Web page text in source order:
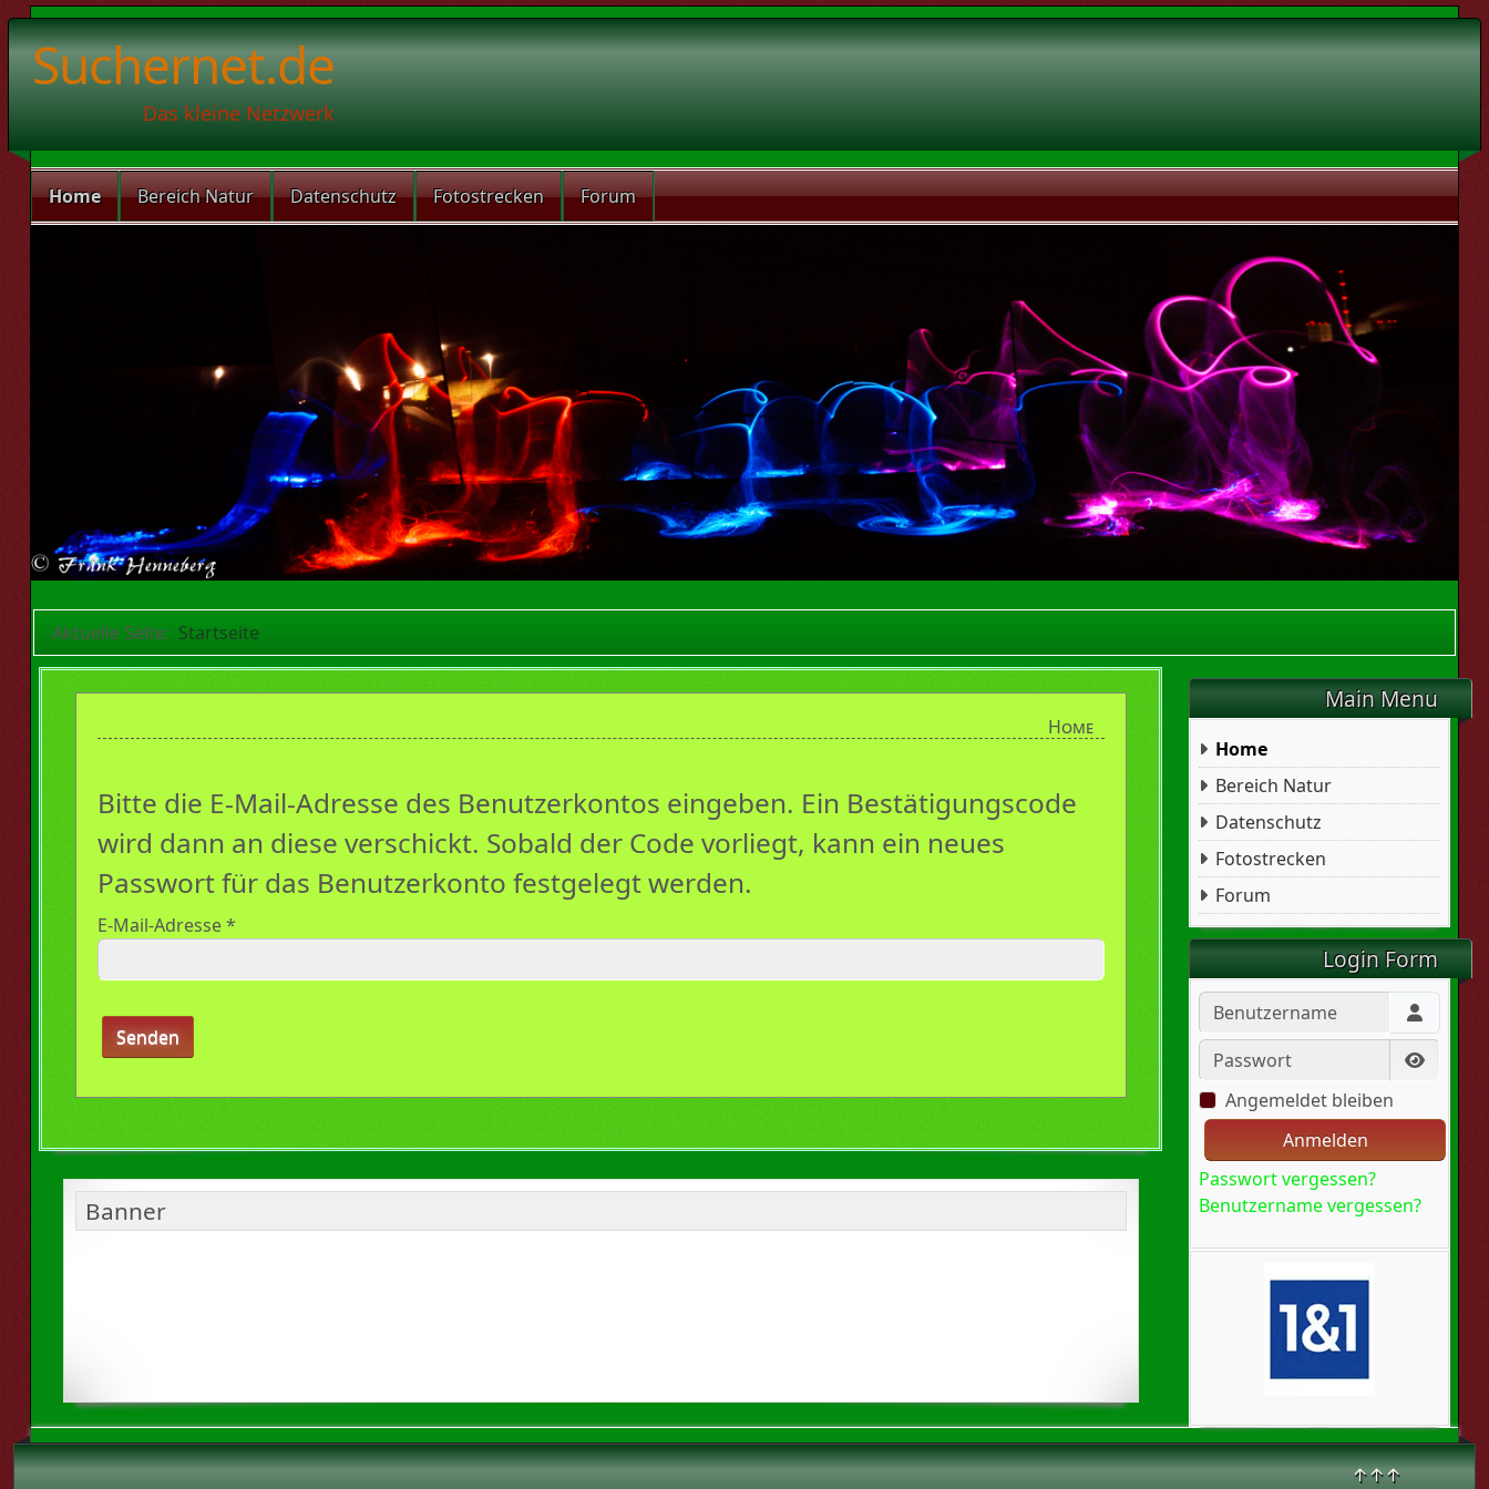
Suchernet.de
Das kleine Netzwerk
Home Bereich Natur Datenschutz Fotostrecken Forum
Aktuelle Seite: Startseite
↑↑↑
Main Menu
Home
Bereich Natur
Datenschutz
Fotostrecken
Forum
Login Form
Benutzername
Passwort
Angemeldet bleiben
Anmelden
Passwort vergessen?
Benutzername vergessen?
Home
Bitte die E-Mail-Adresse des Benutzerkontos eingeben. Ein Bestätigungscode
wird dann an diese verschickt. Sobald der Code vorliegt, kann ein neues
Passwort für das Benutzerkonto festgelegt werden.
E-Mail-Adresse*
Senden
Banner